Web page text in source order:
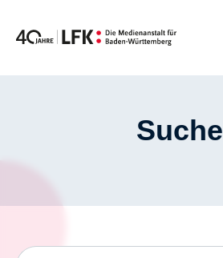
Zum Inhalt springen
Suche
LABEL